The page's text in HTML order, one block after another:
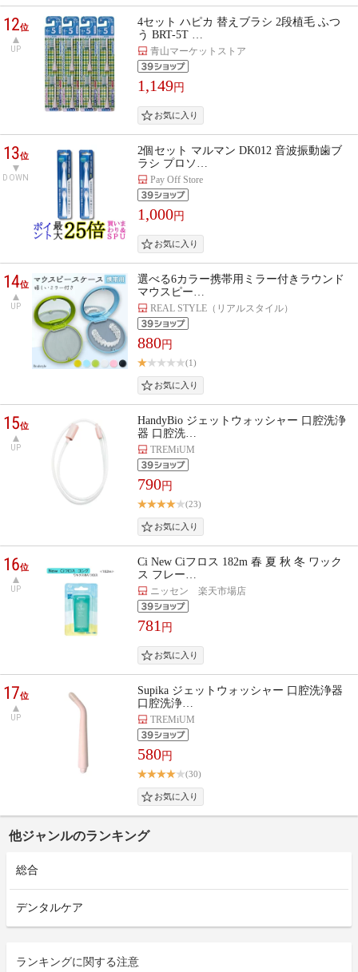
12位
UP
4セット ハピカ 替えブラシ 2段植毛 ふつ
う BRT-5T …
青山マーケットストア
1,149円
13位
DOWN
2個セット マルマン DK012 音波振動歯ブ
ラシ プロソ…
Pay Off Store
1,000円
14位
UP
選べる6カラー携帯用ミラー付きラウンド
マウスピー…
REAL STYLE（リアルスタイル）
880円
(1)
15位
UP
HandyBio ジェットウォッシャー 口腔洗浄
器 口腔洗…
TREMiUM
790円
(23)
16位
UP
Ci New Ciフロス 182m 春 夏 秋 冬 ワック
ス フレー…
ニッセン 楽天市場店
781 円
17位
UP
Supika ジェットウォッシャー 口腔洗浄器
口腔洗浄…
TREMiUM
580円
(30)
他ジャンルのランキング
総合
デンタルケア
ランキングに関する注意